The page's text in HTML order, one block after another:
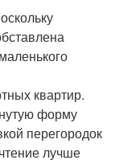
квартир.
форму
перегородок
лучше